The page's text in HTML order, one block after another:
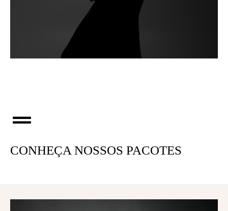
CONHEÇA NOSSOS PACOTES